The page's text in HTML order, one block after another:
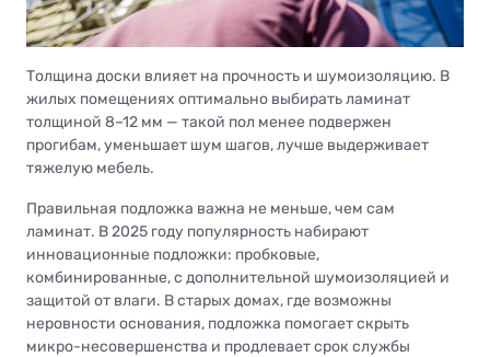
Толщина доски влияет на прочность и шумоизоляцию. В
жилых помещениях оптимально выбирать ламинат
толщиной 8–12 мм — такой пол менее подвержен
прогибам, уменьшает шум шагов, лучше выдерживает
тяжелую мебель.
Правильная подложка важна не меньше, чем сам
ламинат. В 2025 году популярность набирают
инновационные подложки: пробковые,
комбинированные, с дополнительной шумоизоляцией и
защитой от влаги. В старых домах, где возможны
неровности основания, подложка помогает скрыть
микро-несовершенства и продлевает срок службы